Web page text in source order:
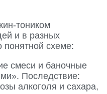
тоником
и в разных
понятной схеме:
смеси и баночные
Последствие:
алкоголя и сахара,